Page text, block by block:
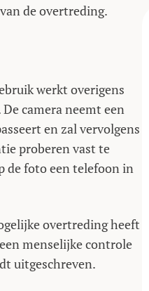
de overtreding.
werkt overigens
camera neemt een
en zal vervolgens
proberen vast te
de foto een telefoon in
overtreding heeft
menselijke controle
uitgeschreven.